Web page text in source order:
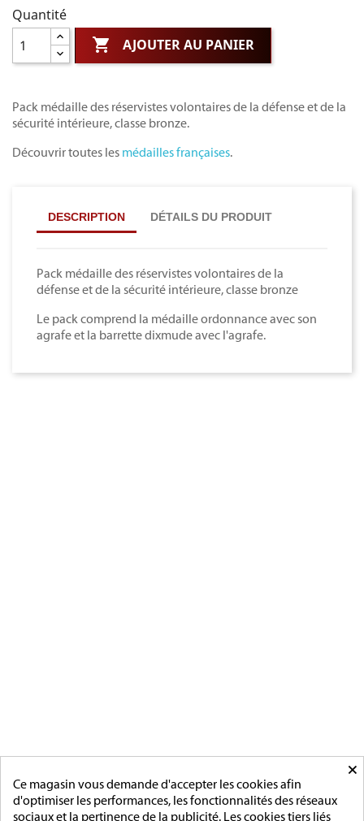
Quantité
 AJOUTER AU PANIER
Pack médaille des réservistes volontaires de la défense et de la
sécurité intérieure, classe bronze.
Découvrir toutes les médailles françaises.
DESCRIPTION DÉTAILS DU PRODUIT
Pack médaille des réservistes volontaires de la
défense et de la sécurité intérieure, classe bronze
Le pack comprend la médaille ordonnance avec son
agrafe et la barrette dixmude avec l'agrafe.
PAGES
L'entreprise
×
Ce magasin vous demande d'accepter les cookies afin
d'optimiser les performances, les fonctionnalités des réseaux
sociaux et la pertinence de la publicité. Les cookies tiers liés